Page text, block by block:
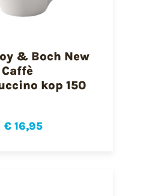
& Boch New
kop 150
€ 16,95